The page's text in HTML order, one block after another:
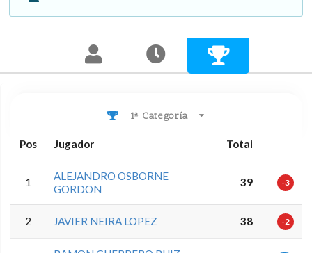
1ª Categoría
Pos Jugador Total
1
ALEJANDRO OSBORNE
GORDON
39 -3
2 JAVIER NEIRA LOPEZ 38 -2